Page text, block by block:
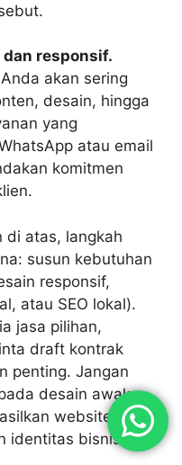
responsif.
akan sering
desain, hingga
yang
atau email
komitmen
di atas, langkah
susun kebutuhan
responsif,
atau SEO lokal).
jasa pilihan,
draft kontrak
penting. Jangan
desain awal;
website yang
identitas bisnis